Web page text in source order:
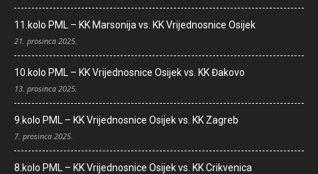
11.kolo PML – KK Marsonija vs. KK Vrijednosnice Osijek
21. prosinca 2025.
10.kolo PML – KK Vrijednosnice Osijek vs. KK Đakovo
13. prosinca 2025.
9.kolo PML – KK Vrijednosnice Osijek vs. KK Zagreb
7. prosinca 2025.
8.kolo PML – KK Vrijednosnice Osijek vs. KK Crikvenica